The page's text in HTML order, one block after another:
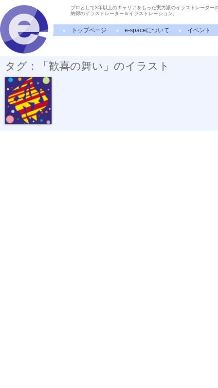
プロとして3年以上のキャリアをもった実力派のイラストレーター
納得のイラストレーター＆イラストレーション。
トップページ e-spaceについて イベント
タグ：「歓喜の舞い」のイラスト
ふたり